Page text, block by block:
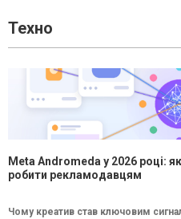
Техно
Meta Andromeda у 2026 році:
робити рекламодавцям
Чому креатив став ключовим